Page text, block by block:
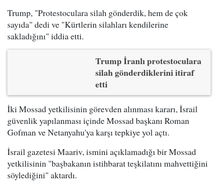
Trump, "Protestoculara silah gönderdik, hem de çok
sayıda" dedi ve "Kürtlerin silahları kendilerine
sakladığını" iddia etti.
Trump İranlı protestoculara
silah gönderdiklerini itiraf
etti
İki Mossad yetkilisinin görevden alınması kararı, İsrail
güvenlik yapılanması içinde Mossad başkanı Roman
Gofman ve Netanyahu'ya karşı tepkiye yol açtı.
İsrail gazetesi Maariv, ismini açıklamadığı bir Mossad
yetkilisinin "başbakanın istihbarat teşkilatını mahvettiğini
söylediğini" aktardı.